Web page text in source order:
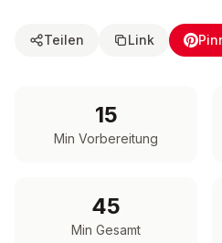
Teilen Link
15
Min Vorbereitung
45
Min Gesamt